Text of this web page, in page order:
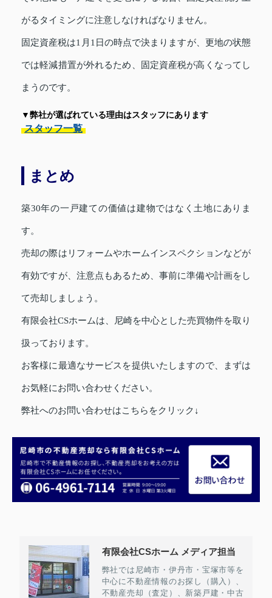
がるタイミングに注意しなければなりません。
固定資産税は1月1日の時点で決まりますが、更地の状態
では軽減措置が外れるため、固定資産税が高くなってし
まうのです。
▼弊社が選ばれている理由はスタッフにあります
スタッフ一覧
まとめ
築30年の一戸建ての価値は建物ではなく土地にありま
す。
売却の際はリフォームやホームインスペクションなどが
有効ですが、注意点もあるため、事前に準備や計画をし
て売却しましょう。
有限会社CSホームは、尼崎を中心とした売買物件を取り
扱っております。
お客様に最適なサービスを提供いたしますので、まずは
お気軽にお問い合わせください。
弊社へのお問い合わせはこちらをクリック↓
有限会社CSホーム メディア担当
弊社では尼崎市・伊丹市・宝塚市等を
中心に不動産情報のお探し（購入）、
不動産売却（査定）、新築戸建・中古